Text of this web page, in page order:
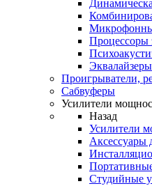
Процессоры
Эквалайзеры
Проигрыватели,
Сабвуферы
Усилители
Назад
Усилители
Аксессуары
Студийные